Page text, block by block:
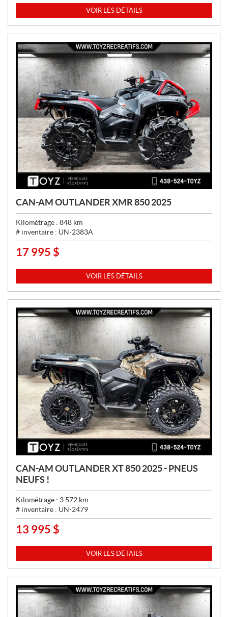
X
:
VOIR LES DÉTAILS
CAN-AM OUTLANDER XMR 850 2025
Kilométrage : 848 km
# inventaire : UN-2383A
P
X
:
17 995 $
VOIR LES DÉTAILS
CAN-AM OUTLANDER XT 850 2025 - PNEUS
NEUFS !
Kilométrage : 3 572 km
# inventaire : UN-2479
P
X
:
13 995 $
VOIR LES DÉTAILS